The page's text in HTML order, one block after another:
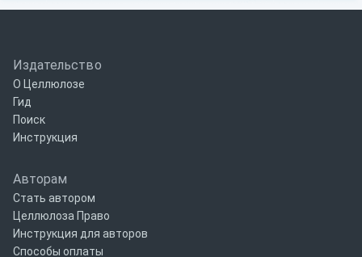
Издательство
О Целлюлозе
Гид
Поиск
Инструкция
Авторам
Стать автором
Целлюлоза Право
Инструкция для авторов
Способы оплаты